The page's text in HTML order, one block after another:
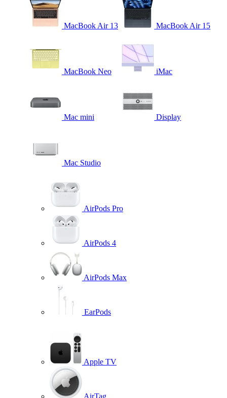
MacBook Air 13 MacBook Air 15
MacBook Neo iMac
Mac mini Display
Mac Studio
AirPods Pro
AirPods 4
AirPods Max
EarPods
Apple TV